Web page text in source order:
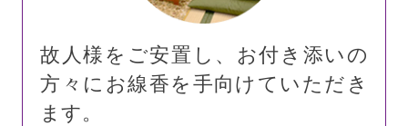
故人様をご安置し、お付き添いの
方々にお線香を手向けていただき
ます。